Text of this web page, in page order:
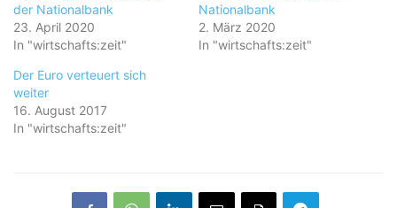
der Nationalbank
23. April 2020
In "wirtschafts:zeit"
Nationalbank
2. März 2020
In "wirtschafts:zeit"
Der Euro verteuert sich
weiter
16. August 2017
In "wirtschafts:zeit"